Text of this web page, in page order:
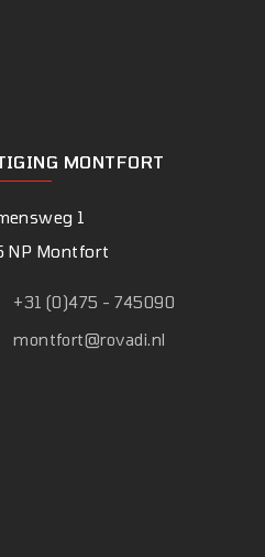
MONTFORT
1
NP Montfort
+31 (0)475 - 745090
montfort@rovadi.nl